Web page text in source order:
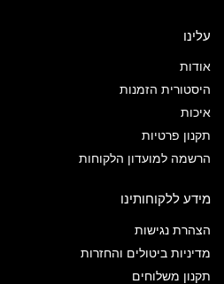
עלינו
אודות
היסטורית הזמנות
איכות
תקנון פרטיות
הרשמה למועדון הלקוחות
מידע ללקוחותינו
הצהרת נגישות
מדיניות ביטולים והחזרות
תקנון משלוחים